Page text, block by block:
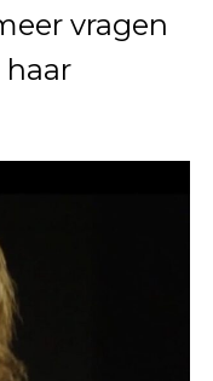
vragen
haar